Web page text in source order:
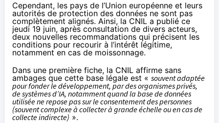
Cependant, les pays de l’Union européenne et leurs
autorités de protection des données ne sont pas
complètement alignés. Ainsi, la CNIL a publiéce
jeudi 19 juin, après consultation de divers acteurs,
deux nouvelles recommandations qui précisent les
conditions pour recourir à l’intérêt légitime,
notamment en cas de moissonnage.
Dans une première fiche, la CNIL affirme sans
ambages que cette base légale est « souvent adaptée
pour fonder le développement, par des organismes privés,
de systèmes d’IA, notamment quand la base de données
utilisée ne repose pas sur le consentement des personnes
(souvent complexe à collecter à grande échelle ou en cas de
collecte indirecte) ».